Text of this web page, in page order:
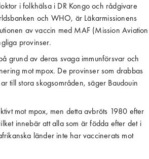
i folkhälsa i DR Kongo och rådgivare
och WHO, är Läkarmissionens
av vaccin med MAF (Mission Aviation
provinser.
grund av deras svaga immunförsvar och
mot mpox. De provinser som drabbas
till stora skogsområden, säger Baudouin
mot mpox, men detta avbröts 1980 efter
innebär att alla som är födda efter det i
länder inte har vaccinerats mot